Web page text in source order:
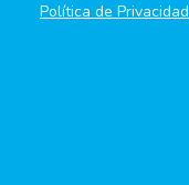
Política de Privacidad